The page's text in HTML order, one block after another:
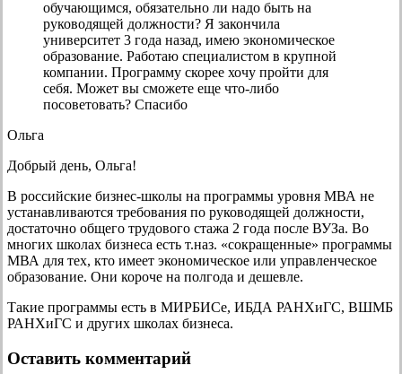
обучающимся, обязательно ли надо быть на
руководящей должности? Я закончила
университет 3 года назад, имею экономическое
образование. Работаю специалистом в крупной
компании. Программу скорее хочу пройти для
себя. Может вы сможете еще что-либо
посоветовать? Спасибо
Ольга
Добрый день, Ольга!
В российские бизнес-школы на программы уровня МВА не
устанавливаются требования по руководящей должности,
достаточно общего трудового стажа 2 года после ВУЗа. Во
многих школах бизнеса есть т.наз. «сокращенные» программы
МВА для тех, кто имеет экономическое или управленческое
образование. Они короче на полгода и дешевле.
Такие программы есть в МИРБИСе, ИБДА РАНХиГС, ВШМБ
РАНХиГС и других школах бизнеса.
Оставить комментарий